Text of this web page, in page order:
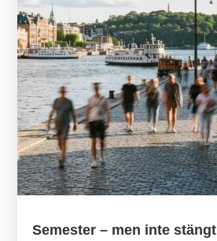
Semester – men inte stängt